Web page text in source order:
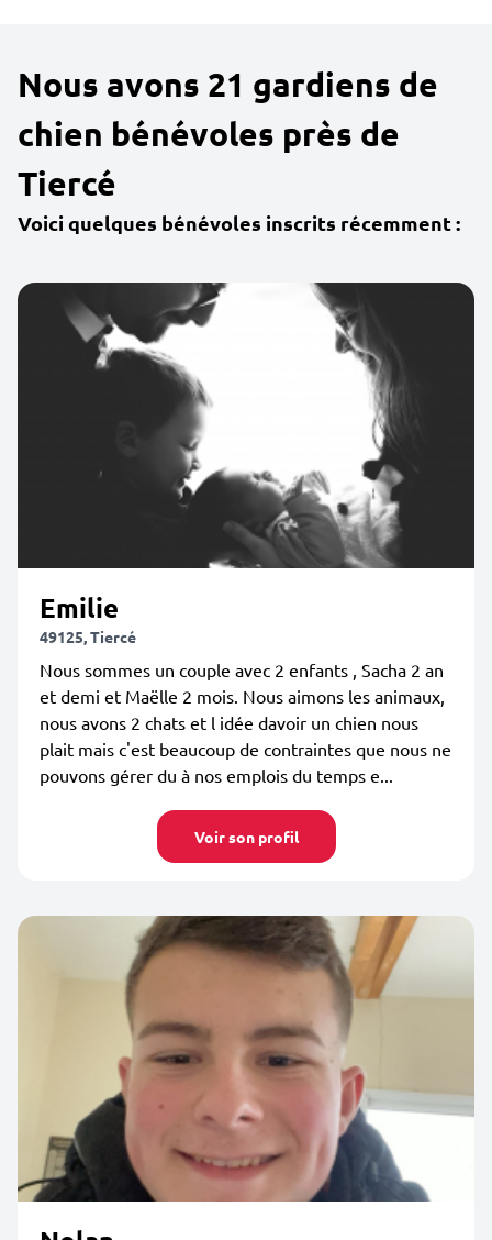
Nous avons 21 gardiens de
chien bénévoles près de
Tiercé
Voici quelques bénévoles inscrits récemment :
Emilie
49125, Tiercé
Nous sommes un couple avec 2 enfants , Sacha 2 an
et demi et Maëlle 2 mois. Nous aimons les animaux,
nous avons 2 chats et l idée davoir un chien nous
plait mais c'est beaucoup de contraintes que nous ne
pouvons gérer du à nos emplois du temps e...
Voir son profil